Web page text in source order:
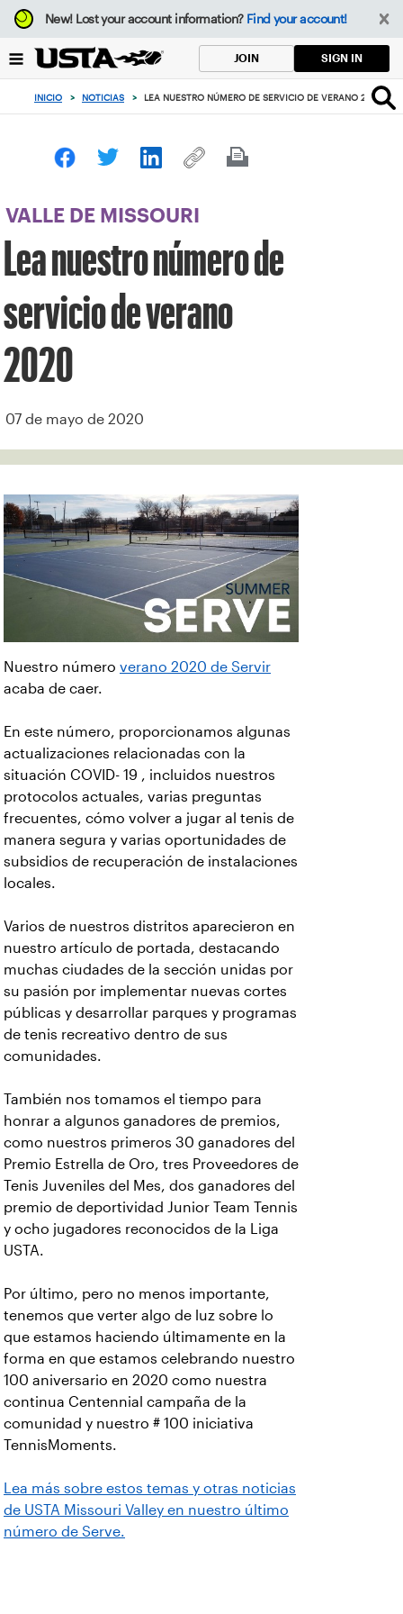
Enfoque
desde
botón
volver
principio
New!Lost your account information? Find your account!
JOIN SIGN IN
INICIO > NOTICIAS > LEA NUESTRO NÚMERO DE SERVICIO DE VERANO 2020
VALLE DE MISSOURI
Lea nuestro número de
servicio de verano
2020
07 de mayo de 2020
Nuestro número verano 2020 de Servir
acaba de caer.
En este número, proporcionamos algunas
actualizaciones relacionadas con la
situación COVID- 19 , incluidos nuestros
protocolos actuales, varias preguntas
frecuentes, cómo volver a jugar al tenis de
manera segura y varias oportunidades de
subsidios de recuperación de instalaciones
locales.
Varios de nuestros distritos aparecieron en
nuestro artículo de portada, destacando
muchas ciudades de la sección unidas por
su pasión por implementar nuevas cortes
públicas y desarrollar parques y programas
de tenis recreativo dentro de sus
comunidades.
También nos tomamos el tiempo para
honrar a algunos ganadores de premios,
como nuestros primeros 30 ganadores del
Premio Estrella de Oro, tres Proveedores de
Tenis Juveniles del Mes, dos ganadores del
premio de deportividad Junior Team Tennis
y ocho jugadores reconocidos de la Liga
USTA.
Por último, pero no menos importante,
tenemos que verter algo de luz sobre lo
que estamos haciendo últimamente en la
forma en que estamos celebrando nuestro
100 aniversario en 2020 como nuestra
continua Centennial campaña de la
comunidad y nuestro # 100 iniciativa
TennisMoments.
Lea más sobre estos temas y otras noticias
de USTA Missouri Valley en nuestro último
número de Serve.